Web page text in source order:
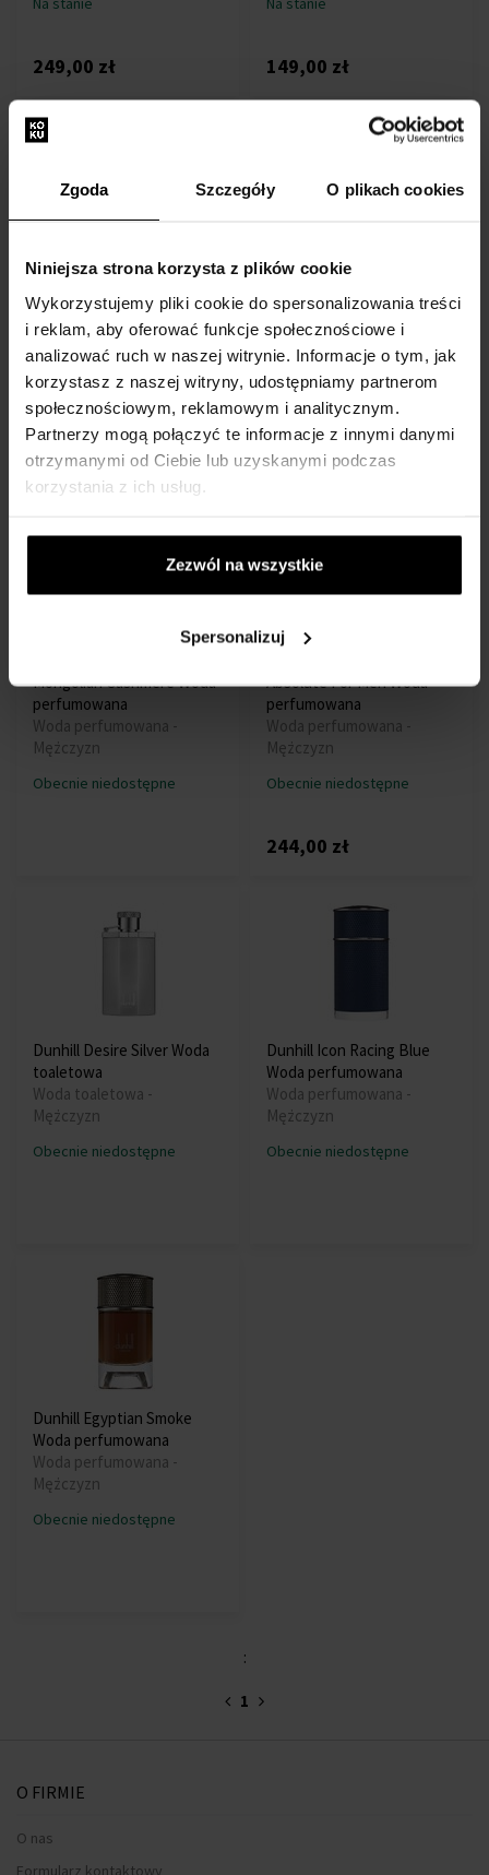
Zgoda Szczegóły O plikach cookies
Niniejsza strona korzysta z plików cookie
Wykorzystujemy pliki cookie do spersonalizowania treści
i reklam, aby oferować funkcje społecznościowe i
analizować ruch w naszej witrynie. Informacje o tym, jak
korzystasz z naszej witryny, udostępniamy partnerom
społecznościowym, reklamowym i analitycznym.
Partnerzy mogą połączyć te informacje z innymi danymi
otrzymanymi od Ciebie lub uzyskanymi podczas
korzystania z ich usług.
Zezwól na wszystkie
Spersonalizuj
249,00 zł 149,00 zł
Dunhill Driven Eau De
Parfum Woda perfumowana
60ml - Woda perfumowana -
Mężczyzn
Przesyłkę nadamy do 13.08.
73,00 zł
Dunhill Signature Collection
Nordic Fougere Woda
perfumowana
100ml - Woda perfumowana
- Mężczyzn
Przesyłkę nadamy do 13.08.
252,00 zł
Mongolian Cashmere Woda
perfumowana
Woda perfumowana -
Mężczyzn
Obecnie niedostępne
Absolute For Men Woda
perfumowana
Woda perfumowana -
Mężczyzn
Obecnie niedostępne
244,00 zł
Dunhill Desire Silver Woda
toaletowa
Woda toaletowa -
Mężczyzn
Obecnie niedostępne
Dunhill Icon Racing Blue
Woda perfumowana
Woda perfumowana -
Mężczyzn
Obecnie niedostępne
Dunhill Egyptian Smoke
Woda perfumowana
Woda perfumowana -
Mężczyzn
Obecnie niedostępne
:
1
O FIRMIE
O nas
Formularz kontaktowy